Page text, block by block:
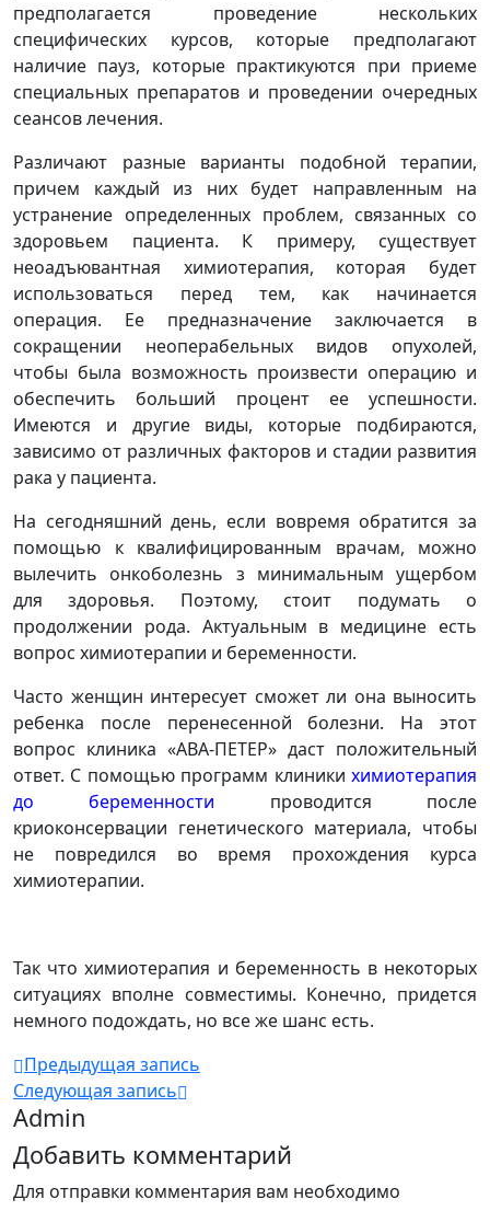
предполагается проведение нескольких
специфических курсов, которые предполагают
наличие пауз, которые практикуются при приеме
специальных препаратов и проведении очередных
сеансов лечения.
Различают разные варианты подобной терапии,
причем каждый из них будет направленным на
устранение определенных проблем, связанных со
здоровьем пациента. К примеру, существует
неоадъювантная химиотерапия, которая будет
использоваться перед тем, как начинается
операция. Ее предназначение заключается в
сокращении неоперабельных видов опухолей,
чтобы была возможность произвести операцию и
обеспечить больший процент ее успешности.
Имеются и другие виды, которые подбираются,
зависимо от различных факторов и стадии развития
рака у пациента.
На сегодняшний день, если вовремя обратится за
помощью к квалифицированным врачам, можно
вылечить онкоболезнь з минимальным ущербом
для здоровья. Поэтому, стоит подумать о
продолжении рода. Актуальным в медицине есть
вопрос химиотерапии и беременности.
Часто женщин интересует сможет ли она выносить
ребенка после перенесенной болезни. На этот
вопрос клиника «АВА-ПЕТЕР» даст положительный
ответ. С помощью программ клиники химиотерапия
до беременности проводится после
криоконсервации генетического материала, чтобы
не повредился во время прохождения курса
химиотерапии.
Так что химиотерапия и беременность в некоторых
ситуациях вполне совместимы. Конечно, придется
немного подождать, но все же шанс есть.
Предыдущая запись
Следующая запись
Admin
Добавить комментарий
Для отправки комментария вам необходимо